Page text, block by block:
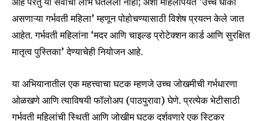
असणाऱ्या गर्भवती महिला’ म्हणून पोहोचण्यासाठी विशेष प्रयत्न केले जात
आहेत. गर्भवती महिलांना ‘मदर आणि चाइल्ड प्रोटेक्शन कार्ड आणि सुरक्षित
मातृत्व पुस्तिका’ देण्याचेही नियोजन आहे.
या अभियानातील एक महत्त्वाचा घटक म्हणजे उच्च जोखमीची गर्भधारणा
ओळखणे आणि त्याविषयी फॉलोअप (पाठपुरावा) घेणे. प्रत्येक भेटीसाठी
गर्भवती महिलांची स्थिती आणि जोखीम घटक दर्शवणारे एक स्टिकर